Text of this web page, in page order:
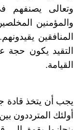
وتعالى يصنفهم
والمؤمنين
المنافقين
التقيد يكون حجة
القيامة.
يجب أن يتخذ قادة
أولئك المترددون